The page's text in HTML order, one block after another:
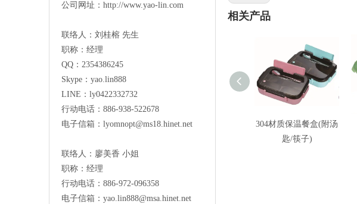
公司网址： http://www.yao-lin.com
联络人：刘桂榕 先生
职称：经理
QQ：2354386245
Skype：yao.lin888
LINE：ly0422332732
行动电话：886-938-522678
电子信箱： lyomnopt@ms18.hinet.net
联络人：廖美香 小姐
职称：经理
行动电话：886-972-096358
电子信箱： yao.lin888@msa.hinet.net
相关产品
304材质保温餐盒(附汤
匙/筷子)